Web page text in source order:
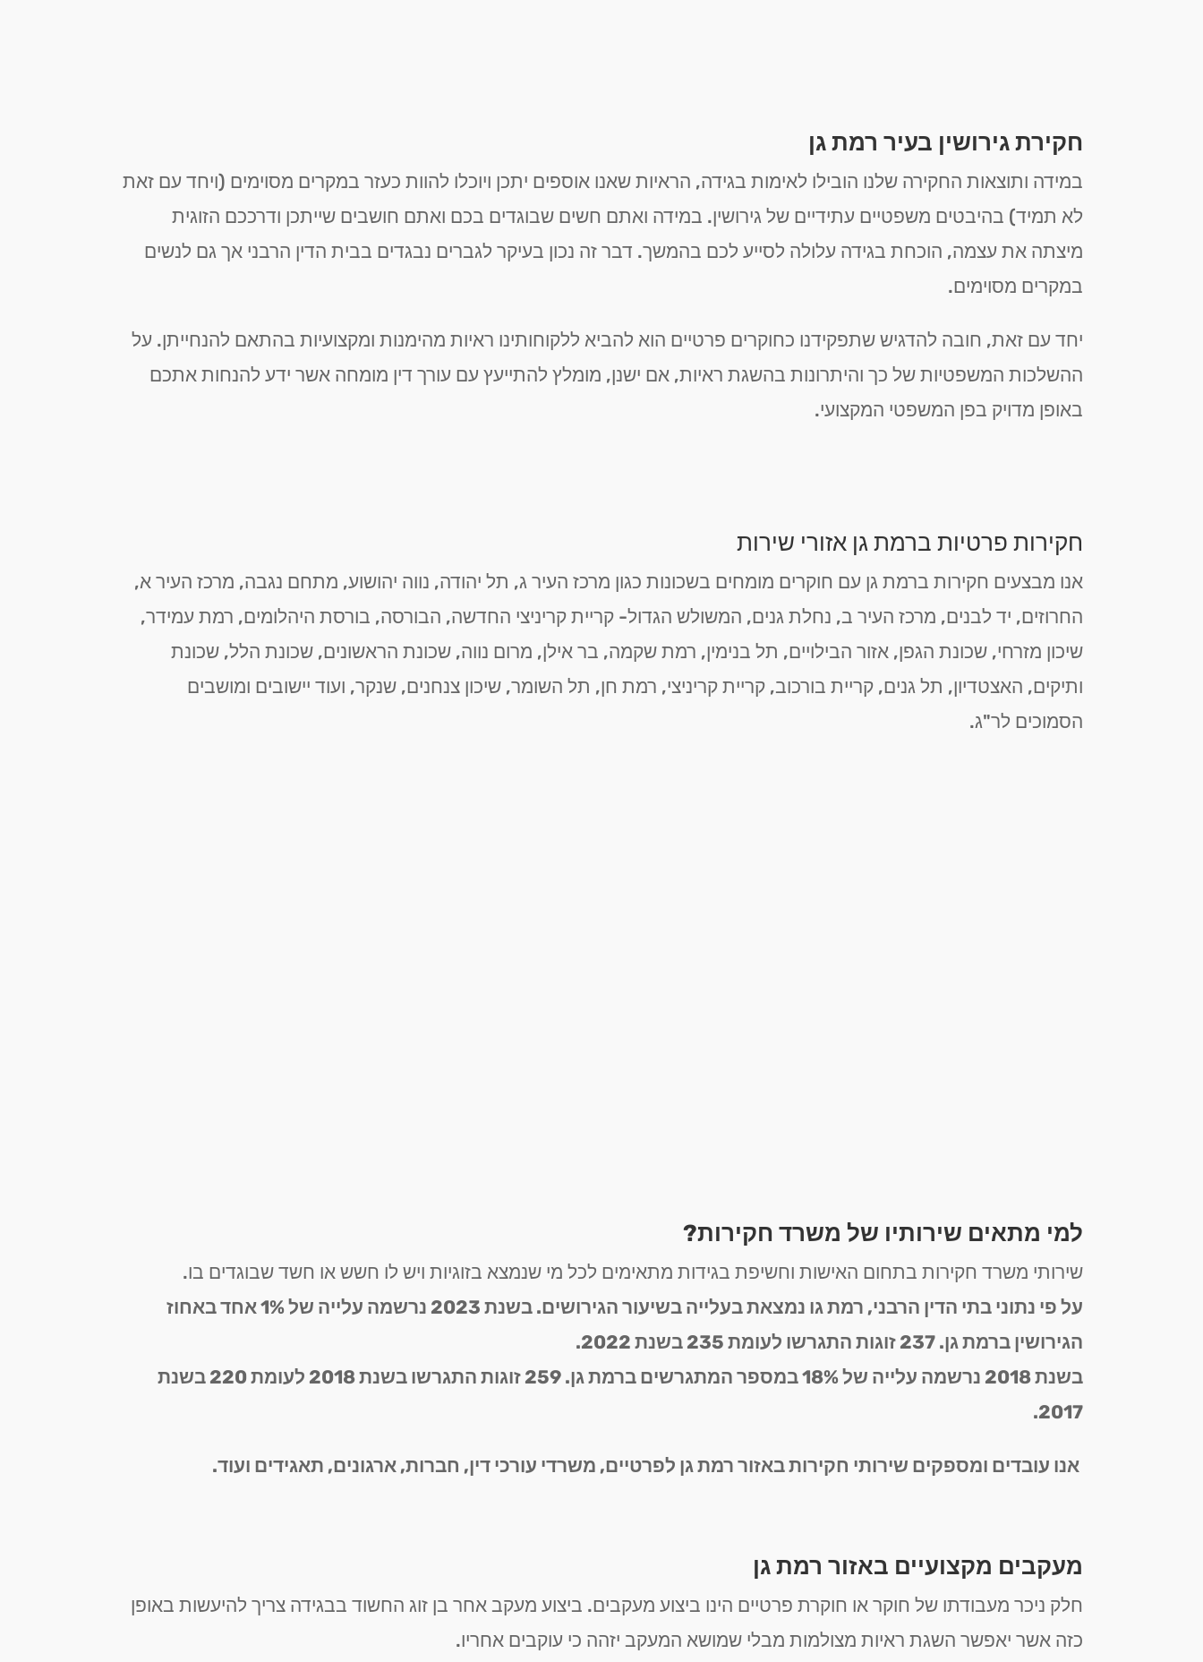
חקירת גירושין בעיר רמת גן
במידה ותוצאות החקירה שלנו הובילו לאימות בגידה, הראיות שאנו אוספים יתכן ויוכלו להוות כעזר במקרים מסוימים (ויחד עם זאת
לא תמיד) בהיבטים משפטיים עתידיים של גירושין. במידה ואתם חשים שבוגדים בכם ואתם חושבים שייתכן ודרככם הזוגית
מיצתה את עצמה, הוכחת בגידה עלולה לסייע לכם בהמשך. דבר זה נכון בעיקר לגברים נבגדים בבית הדין הרבני אך גם לנשים
במקרים מסוימים.
יחד עם זאת, חובה להדגיש שתפקידנו כחוקרים פרטיים הוא להביא ללקוחותינו ראיות מהימנות ומקצועיות בהתאם להנחייתן. על
ההשלכות המשפטיות של כך והיתרונות בהשגת ראיות, אם ישנן, מומלץ להתייעץ עם עורך דין מומחה אשר ידע להנחות אתכם
באופן מדויק בפן המשפטי המקצועי.
חקירות פרטיות ברמת גן אזורי שירות
אנו מבצעים חקירות ברמת גן עם חוקרים מומחים בשכונות כגון מרכז העיר ג, תל יהודה, נווה יהושוע, מתחם נגבה, מרכז העיר א,
החרוזים, יד לבנים, מרכז העיר ב, נחלת גנים, המשולש הגדול- קריית קריניצי החדשה, הבורסה, בורסת היהלומים, רמת עמידר,
שיכון מזרחי, שכונת הגפן, אזור הבילויים, תל בנימין, רמת שקמה, בר אילן, מרום נווה, שכונת הראשונים, שכונת הלל, שכונת
ותיקים, האצטדיון, תל גנים, קריית בורכוב, קריית קריניצי, רמת חן, תל השומר, שיכון צנחנים, שנקר, ועוד יישובים ומושבים
הסמוכים לר"ג.
למי מתאים שירותיו של משרד חקירות?
שירותי משרד חקירות בתחום האישות וחשיפת בגידות מתאימים לכל מי שנמצא בזוגיות ויש לו חשש או חשד שבוגדים בו.
על פי נתוני בתי הדין הרבני, רמת גו נמצאת בעלייה בשיעור הגירושים. בשנת 2023 נרשמה עלייה של 1% אחד באחוז
הגירושין ברמת גן. 237 זוגות התגרשו לעומת 235 בשנת 2022.
בשנת 2018 נרשמה עלייה של 18% במספר המתגרשים ברמת גן. 259 זוגות התגרשו בשנת 2018 לעומת 220 בשנת
2017.
אנו עובדים ומספקים שירותי חקירות באזור רמת גן לפרטיים, משרדי עורכי דין, חברות, ארגונים, תאגידים ועוד.
מעקבים מקצועיים באזור רמת גן
חלק ניכר מעבודתו של חוקר או חוקרת פרטיים הינו ביצוע מעקבים. ביצוע מעקב אחר בן זוג החשוד בבגידה צריך להיעשות באופן
כזה אשר יאפשר השגת ראיות מצולמות מבלי שמושא המעקב יזהה כי עוקבים אחריו.